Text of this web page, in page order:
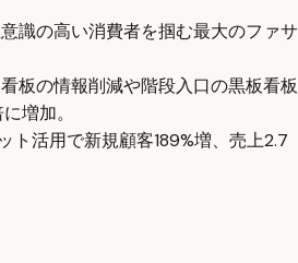
識の高い消費者を掴む最大のファサ
板の情報削減や階段入口の黒板看板
増加。
ト活用で新規顧客189%増、売上2.7